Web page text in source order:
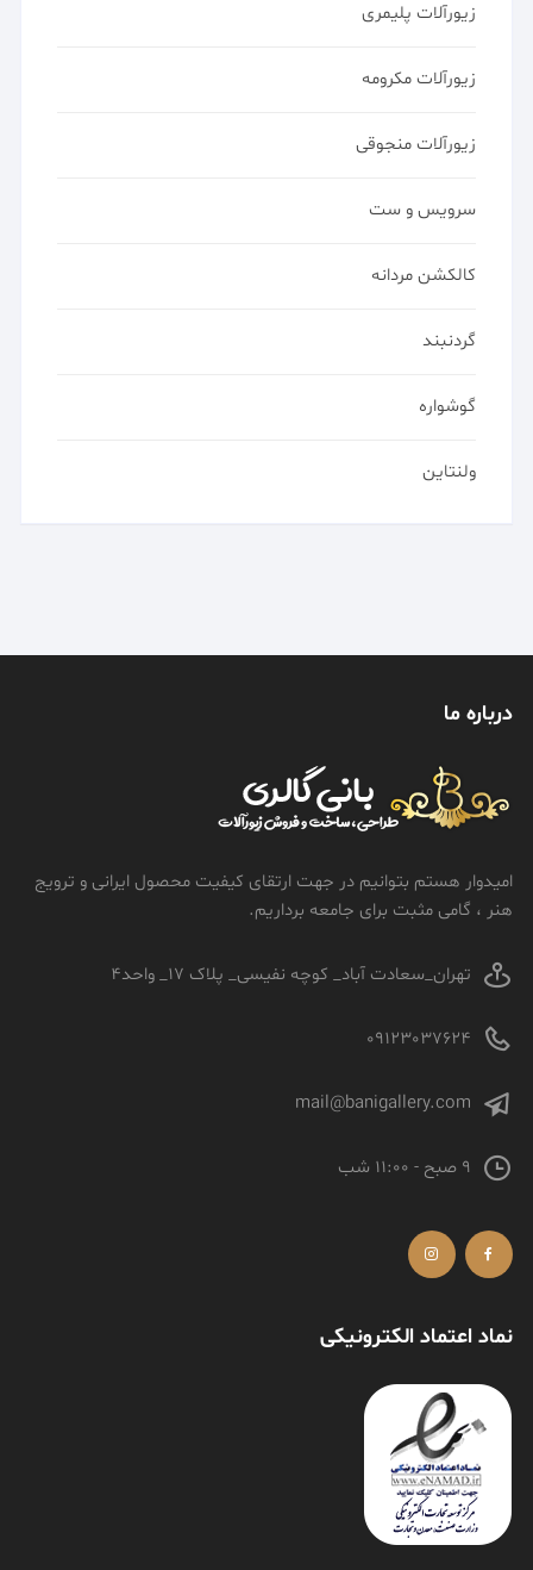
زیورآلات پلیمری
زیورآلات مکرومه
زیورآلات منجوقی
سرویس و ست
کالکشن مردانه
گردنبند
گوشواره
ولنتاین
درباره ما
امیدوار هستم بتوانیم در جهت ارتقای کیفیت محصول ایرانی و ترویج
هنر ، گامی مثبت برای جامعه برداریم.
تهران_سعادت آباد_ کوچه نفیسی_ پلاک 17_ واحد4
09123037624
mail@banigallery.com
9 صبح - 11:00 شب
نماد اعتماد الکترونیکی